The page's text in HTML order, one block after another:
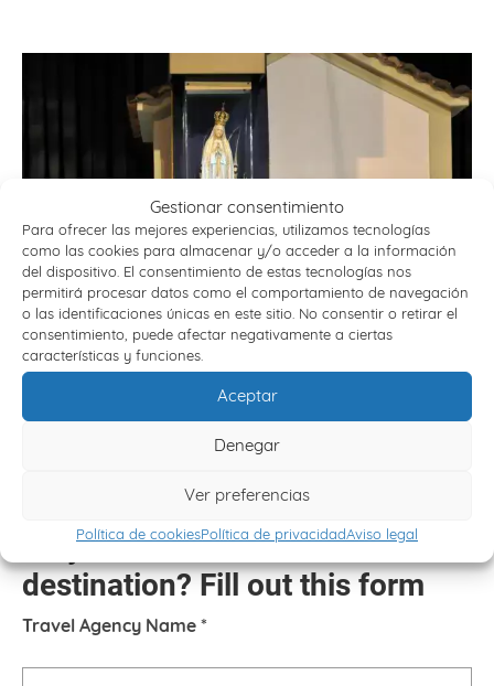
Gestionar consentimiento
Para ofrecer las mejores experiencias, utilizamos tecnologías
como las cookies para almacenar y/o acceder a la información
del dispositivo. El consentimiento de estas tecnologías nos
permitirá procesar datos como el comportamiento de navegación
o las identificaciones únicas en este sitio. No consentir o retirar el
consentimiento, puede afectar negativamente a ciertas
características y funciones.
Aceptar
Denegar
Ver preferencias
Política de cookiesPolítica de privacidadAviso legal
SANTUARIOS MARIANOS Y OTROS LUGARES DE
Do you want another
destination? Fill out this form
Travel Agency Name *